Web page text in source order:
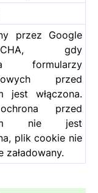
przez Google
gdy
formularzy
przed
jest włączona.
przed
nie jest
plik cookie nie
załadowany.